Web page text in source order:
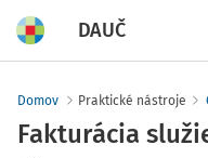
DAUČ
Domov Praktické nástroje
Fakturácia